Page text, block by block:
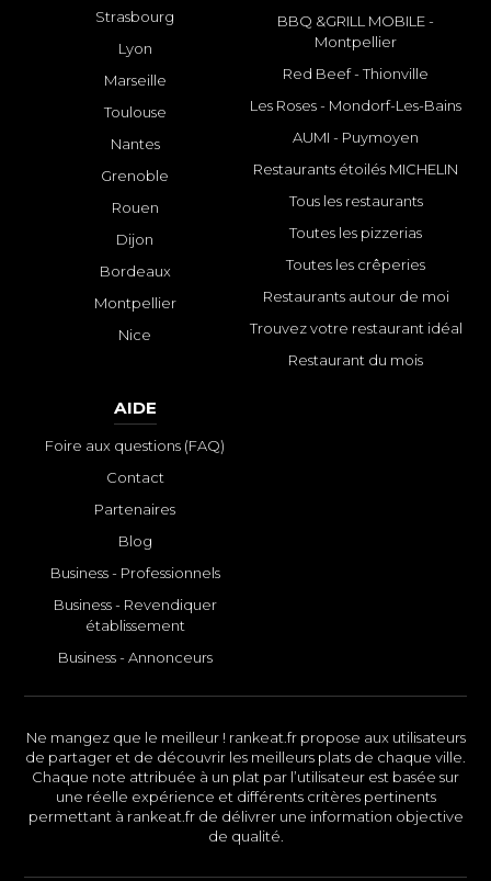
Strasbourg
Lyon
Marseille
Toulouse
Nantes
Grenoble
Rouen
Dijon
Bordeaux
Montpellier
Nice
BBQ &GRILL MOBILE -
Montpellier
Red Beef - Thionville
Les Roses - Mondorf-Les-Bains
AUMI - Puymoyen
Restaurants étoilés MICHELIN
Tous les restaurants
Toutes les pizzerias
Toutes les crêperies
Restaurants autour de moi
Trouvez votre restaurant idéal
Restaurant du mois
AIDE
Foire aux questions (FAQ)
Contact
Partenaires
Blog
Business - Professionnels
Business - Revendiquer
établissement
Business - Annonceurs
Ne mangez que le meilleur ! rankeat.fr propose aux utilisateurs
de partager et de découvrir les meilleurs plats de chaque ville.
Chaque note attribuée à un plat par l’utilisateur est basée sur
une réelle expérience et différents critères pertinents
permettant à rankeat.fr de délivrer une information objective
de qualité.